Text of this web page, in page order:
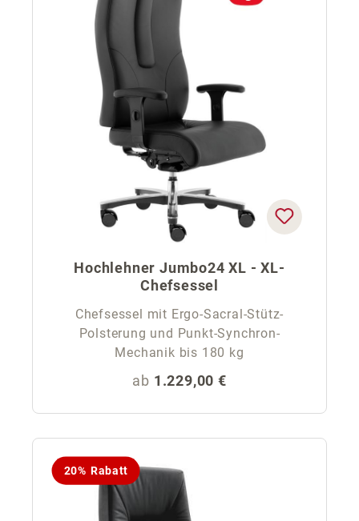
Hochlehner Jumbo24 XL - XL-
Chefsessel
Chefsessel mit Ergo-Sacral-Stütz-
Polsterung und Punkt-Synchron-
Mechanik bis 180 kg
Regulärer Preis:
ab 1.229,00 €
20% Rabatt